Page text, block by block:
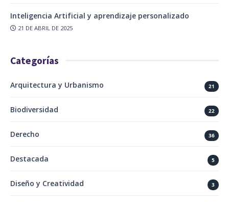
Inteligencia Artificial y aprendizaje personalizado
21 DE ABRIL DE 2025
Categorías
Arquitectura y Urbanismo 21
Biodiversidad 22
Derecho 36
Destacada 5
Diseño y Creatividad 3